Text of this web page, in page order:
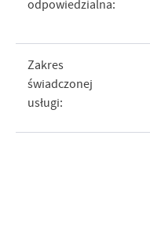
odpowiedzialna:
Zakres
świadczonej
usługi: